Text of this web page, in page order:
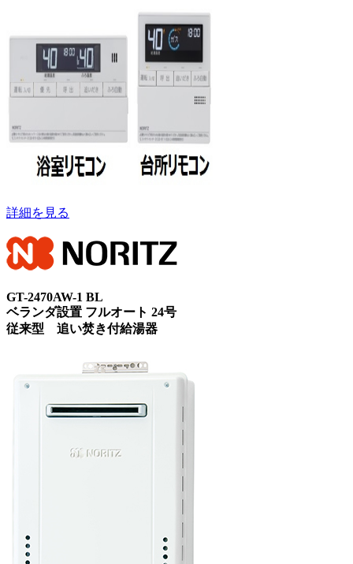
詳細を見る
GT-2470AW-1 BL
ベランダ設置 フルオート 24号
従来型 追い焚き付給湯器